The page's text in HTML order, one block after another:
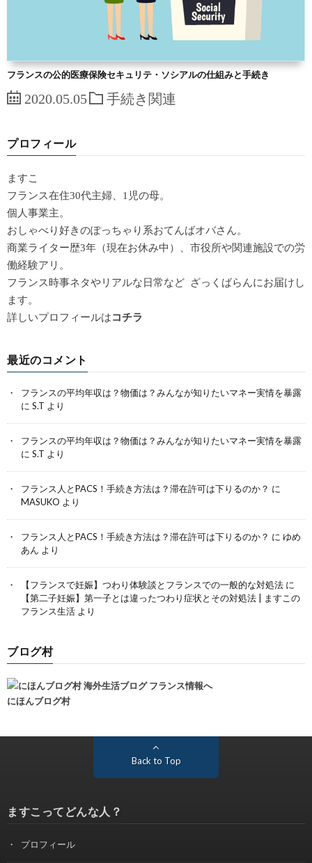
フランスの公的医療保険セキュリテ・ソシアルの仕組みと手続き
2020.05.05 手続き関連
プロフィール
ますこ
フランス在住30代主婦、1児の母。
個人事業主。
おしゃべり好きのぽっちゃり系おてんばオバさん。
商業ライター歴3年（現在お休み中）、市役所や関連施設での労
働経験アリ。
フランス時事ネタやリアルな日常など ざっくばらんにお届けし
ます。
詳しいプロフィールはコチラ
最近のコメント
フランスの平均年収は？物価は？みんなが知りたいマネー実情を暴露
に S.T より
フランスの平均年収は？物価は？みんなが知りたいマネー実情を暴露
に S.T より
フランス人とPACS！手続き方法は？滞在許可は下りるのか？ に
MASUKO より
フランス人とPACS！手続き方法は？滞在許可は下りるのか？ に ゆめ
あん より
【フランスで妊娠】つわり体験談とフランスでの一般的な対処法 に
【第二子妊娠】第一子とは違ったつわり症状とその対処法 | ますこの
フランス生活 より
ブログ村
にほんブログ村
Back to Top
ますこってどんな人？
プロフィール